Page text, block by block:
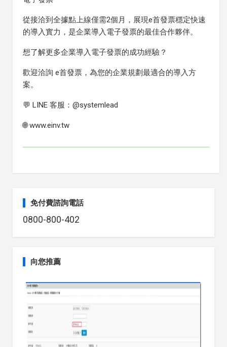
從接洽到全據點上線僅需2個月，展現e首發票穩定快速
的導入實力，是企業導入電子發票的最佳合作夥伴。
想了解更多企業導入電子發票的成功經驗？
歡迎洽詢 e首發票，為您的企業規劃最適合的導入方
案。
💬 LINE 客服：@systemlead
🌐 www.einv.tw
免付費諮詢電話
0800-800-402
向您推薦